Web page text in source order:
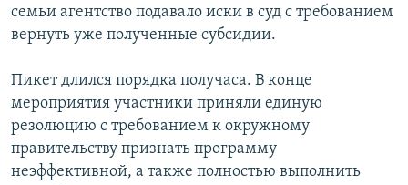
семьи агентство подавало иски в суд с требованием
вернуть уже полученные субсидии.
Пикет длился порядка получаса. В конце
мероприятия участники приняли единую
резолюцию с требованием к окружному
правительству признать программу
неэффективной, а также полностью выполнить